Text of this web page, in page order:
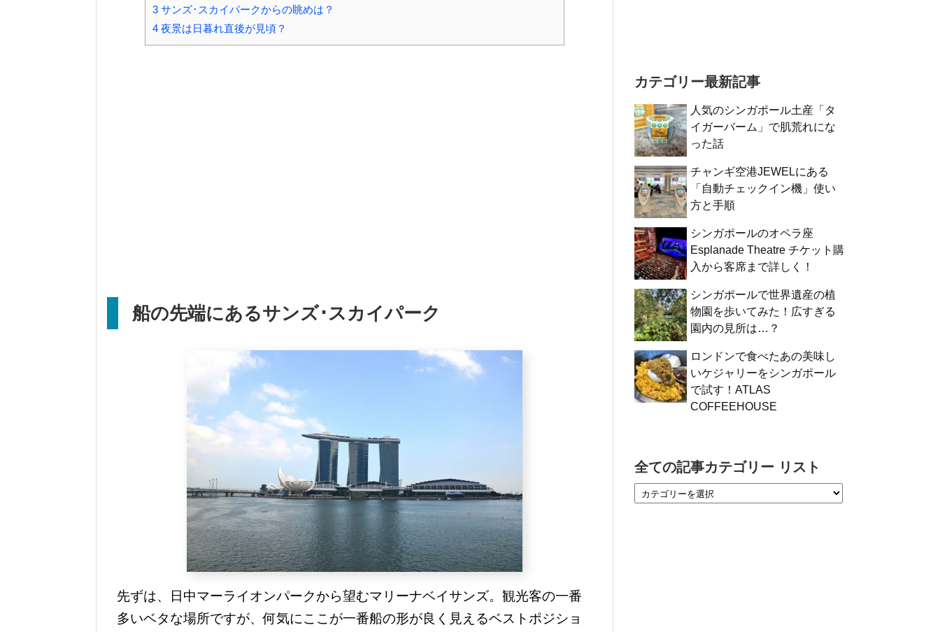
3 サンズ･スカイパークからの眺めは？
4 夜景は日暮れ直後が見頃？
船の先端にあるサンズ･スカイパーク
先ずは、日中マーライオンパークから望むマリーナベイサンズ。観光客の一番
多いベタな場所ですが、何気にここが一番船の形が良く見えるベストポジショ
カテゴリー最新記事
人気のシンガポール土産「タ
イガーバーム」で肌荒れにな
った話
チャンギ空港JEWELにある
「自動チェックイン機」使い
方と手順
シンガポールのオペラ座
Esplanade Theatre チケット購
入から客席まで詳しく！
シンガポールで世界遺産の植
物園を歩いてみた！広すぎる
園内の見所は…？
ロンドンで食べたあの美味し
いケジャリーをシンガポール
で試す！ATLAS
COFFEEHOUSE
全ての記事カテゴリー リスト